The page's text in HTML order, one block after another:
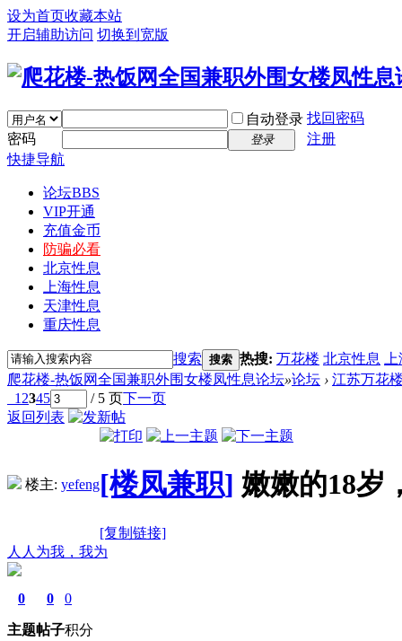
设为首页收藏本站
开启辅助访问 切换到宽版
自动登录 找回密码
密码
登录
注册
快捷导航
论坛BBS
VIP开通
充值金币
防骗必看
北京性息
上海性息
天津性息
重庆性息
搜索 搜索 热搜: 万花楼 北京性息
爬花楼-热饭网全国兼职外围女楼凤性息论坛»论坛 › 江苏万花
1 2345 / 5 页下一页
返回列表
楼主: yefeng[楼凤兼职] 嫩嫩的18岁
[复制链接]
人人为我，我为
0
主题
0
帖子
0
积分